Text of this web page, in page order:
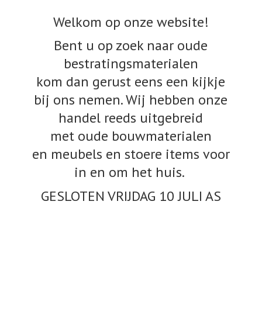
Welkom op onze website!
Bent u op zoek naar oude
bestratingsmaterialen
kom dan gerust eens een kijkje
bij ons nemen. Wij hebben onze
handel reeds uitgebreid
met oude bouwmaterialen
en meubels en stoere items voor
in en om het huis.
GESLOTEN VRIJDAG 10JULI AS